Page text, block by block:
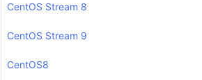
CentOS Stream 8
CentOS Stream 9
CentOS8